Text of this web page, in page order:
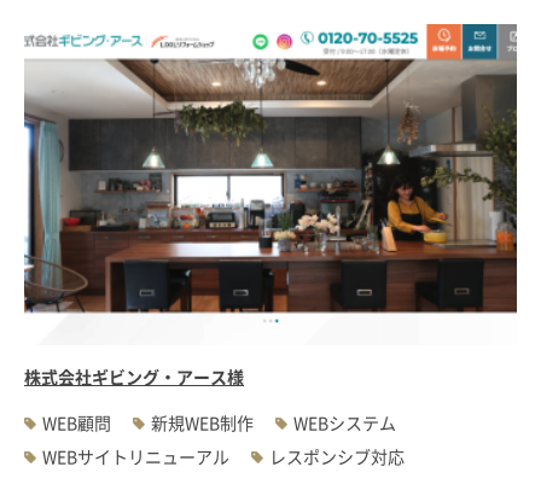
#取材・ライティング
#写真撮影
#動画制作(撮影・編集)
#ドローン撮影(空撮)
#イラスト制作
#アクセス解析・SEO対策
#名刺・パンフレット制作
#販促・ノベルティーグッズ制作
#ロゴマークデザイン
#SDGsサポート
#IT導入補助金
#JavaScript
#WEBサーバ移転
#AWS構築
#IoT関連
#Androidアプリ開発
#インソーシングコンサルティング
#採用・求人
#学校・教育・スクール
#病院・クリニック・医療
#集客サポート #広告運用
株式会社ギビング・アース様
WEB顧問
新規WEB制作
WEBシステム
WEBサイトリニューアル
レスポンシブ対応